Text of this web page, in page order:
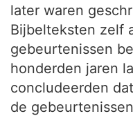
later waren
Bijbelteksten zelf
gebeurtenissen
honderden jaren
concludeerden
de